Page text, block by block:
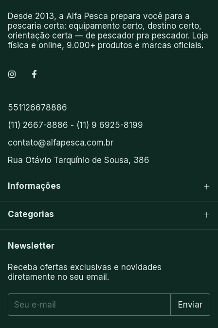
Desde 2013, a Alfa Pesca prepara você para a
pescaria certa: equipamento certo, destino certo,
orientação certa — de pescador pra pescador. Loja
física e online, 9.000+ produtos e marcas oficiais.
551126678886
(11) 2667-8886 - (11) 9 6925-8199
contato@alfapesca.com.br
Rua Otávio Tarquínio de Sousa, 386
Informações
Categorias
Newsletter
Receba ofertas exclusivas e novidades
diretamente no seu email.